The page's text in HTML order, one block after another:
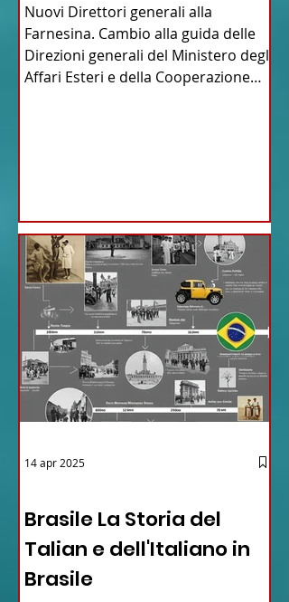
Nuovi Direttori generali alla
Farnesina. Cambio alla guida delle
Direzioni generali del Ministero degli
Affari Esteri e della Cooperazione
Brasile La Storia del
Talian e dell'Italiano in
Brasile
14 apr 2025